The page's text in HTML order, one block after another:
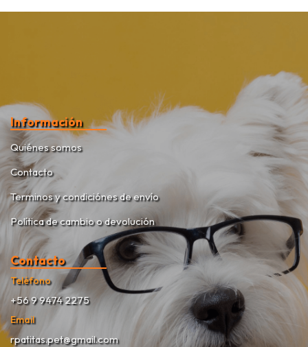
Información
Quiénes somos
Contacto
Terminos y condiciónes de envío
Política de cambio o devolución
Contacto
Teléfono
+56 9 9474 2275
Email
rpatitas.pet@gmail.com